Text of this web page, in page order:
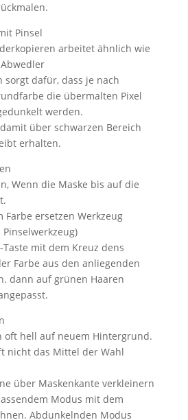
Pinsel
arbeitet ähnlich wie
sorgt dafür, dass je nach
die übermalten Pixel
werden.
über schwarzen Bereich
erhalten.
Wenn die Maske bis auf die
Farbe ersetzen Werkzeug
mit dem Kreuz dens
Farbe aus den anliegenden
dann auf grünen Haaren
oft hell auf neuem Hintergrund.
nicht das Mittel der Wahl
über Maskenkante verkleinern
Modus mit dem
Abdunkelnden Modus